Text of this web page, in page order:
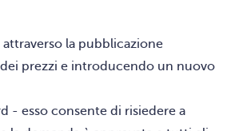
attraverso la pubblicazione
prezzi e introducendo un nuovo
- esso consente di risiedere a